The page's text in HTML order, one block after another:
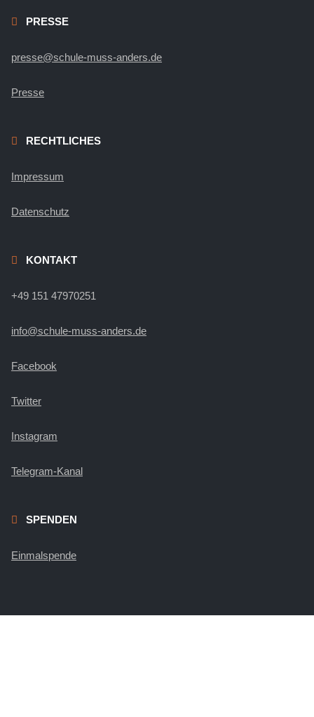
PRESSE
presse@schule-muss-anders.de
Presse
RECHTLICHES
Impressum
Datenschutz
KONTAKT
+49 151 47970251
info@schule-muss-anders.de
Facebook
Twitter
Instagram
Telegram-Kanal
SPENDEN
Einmalspende